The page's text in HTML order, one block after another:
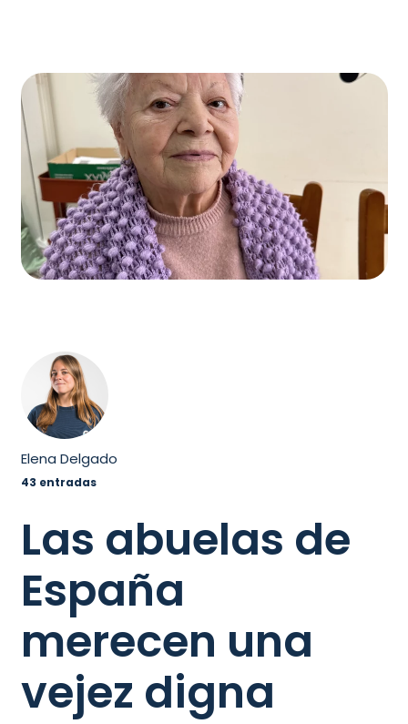
Elena Delgado
43 entradas
Las abuelas de
España
merecen una
vejez digna